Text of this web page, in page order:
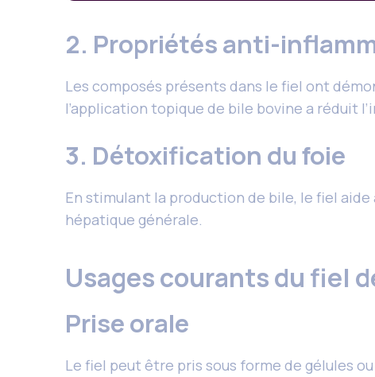
2. Propriétés anti-
Les composés présents dans le fiel ont
l’application topique de bile bovine a réduit
3. Détoxification du foie
En stimulant la production de bile, le fiel
hépatique générale.
Usages courants du fiel
Prise orale
Le fiel peut être pris sous forme de gélules